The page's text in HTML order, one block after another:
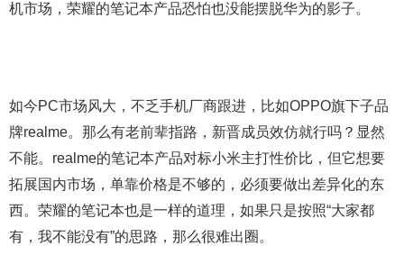
机市场，荣耀的笔记本产品恐怕也没能摆脱华为的影子。
如今PC市场风大，不乏手机厂商跟进，比如OPPO旗下子品
牌realme。那么有老前辈指路，新晋成员效仿就行吗？显然
不能。realme的笔记本产品对标小米主打性价比，但它想要
拓展国内市场，单靠价格是不够的，必须要做出差异化的东
西。荣耀的笔记本也是一样的道理，如果只是按照“大家都
有，我不能没有”的思路，那么很难出圈。